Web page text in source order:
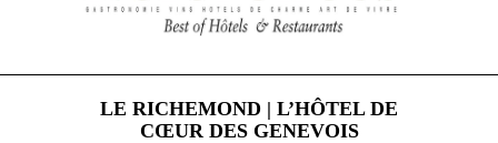
LE RICHEMOND | L’HÔTEL DE
CŒUR DES GENEVOIS